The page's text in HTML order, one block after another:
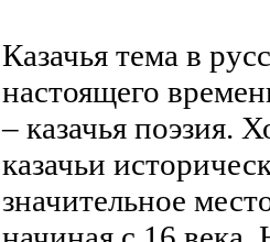
Казачья тема в
настоящего
– казачья поэзия.
казачьи
значительное